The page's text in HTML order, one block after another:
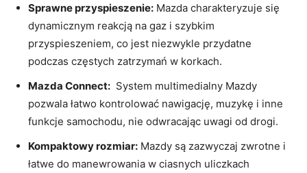
Sprawne‌ przyspieszenie: ⁢Mazda⁢ charakteryzuje⁢ się
dynamicznym​ reakcją ​na ⁢gaz i szybkim
przyspieszeniem, co jest⁤ niezwykle przydatne
podczas częstych zatrzymań w ⁢korkach.
Mazda Connect: ‌ System‍ multimedialny Mazdy⁢
pozwala⁣ łatwo ⁤kontrolować nawigację, muzykę i inne
funkcje samochodu, nie ​odwracając ⁢uwagi od drogi.
Kompaktowy ⁢rozmiar: Mazdy‌ są zazwyczaj ⁣zwrotne i
łatwe ⁣do⁢ manewrowania ‍w ⁣ciasnych uliczkach